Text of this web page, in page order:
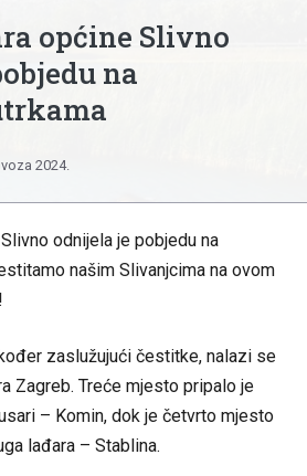
općine Slivno
na
2024.
odnijela je pobjedu na
našim Slivanjcima na ovom
zaslužujući čestitke, nalazi se
Zagreb. Treće mjesto pripalo je
– Komin, dok je četvrto mjesto
lađara – Stablina.